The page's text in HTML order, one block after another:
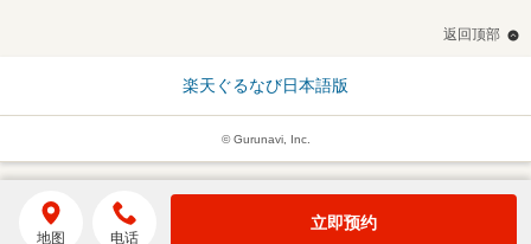
返回顶部
楽天ぐるなび日本語版
© Gurunavi, Inc.
地图 电话
立即预约